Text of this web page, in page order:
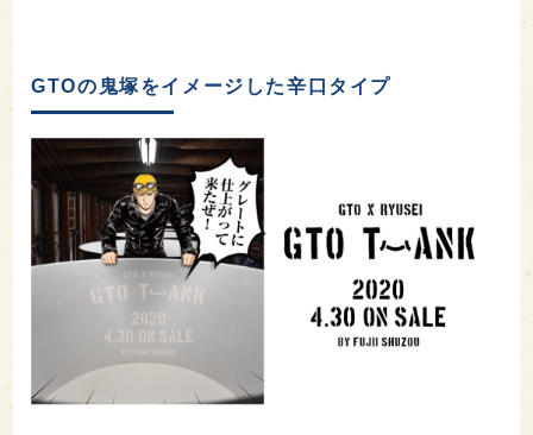
GTOの鬼塚をイメージした辛口タイプ